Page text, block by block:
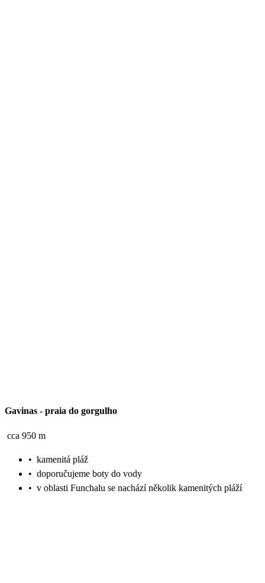
Gavinas - praia do gorgulho
cca 950 m
• kamenitá pláž
• doporučujeme boty do vody
• v oblasti Funchalu se nachází několik kamenitých pláží